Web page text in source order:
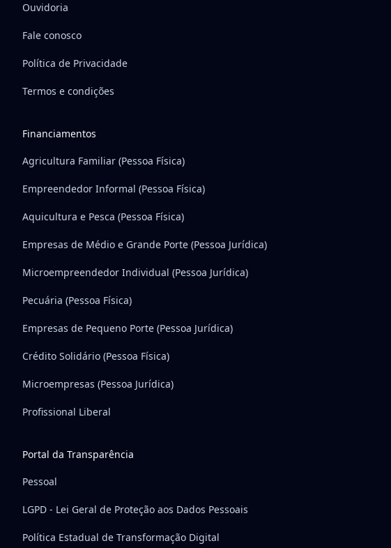
Ouvidoria
Fale conosco
Política de Privacidade
Termos e condições
Financiamentos
Agricultura Familiar (Pessoa Física)
Empreendedor Informal (Pessoa Física)
Aquicultura e Pesca (Pessoa Física)
Empresas de Médio e Grande Porte (Pessoa Jurídica)
Microempreendedor Individual (Pessoa Jurídica)
Pecuária (Pessoa Física)
Empresas de Pequeno Porte (Pessoa Jurídica)
Crédito Solidário (Pessoa Física)
Microempresas (Pessoa Jurídica)
Profissional Liberal
Portal da Transparência
Pessoal
LGPD - Lei Geral de Proteção aos Dados Pessoais
Política Estadual de Transformação Digital